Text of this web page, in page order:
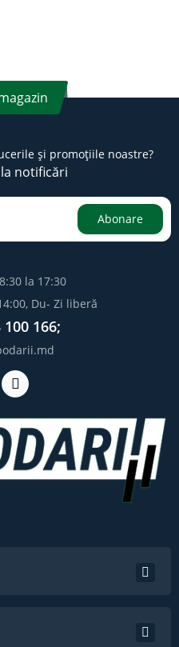
și promoțiile noastre?
notificări
Abonare
la 17:30
Du- Zi liberă
100 166;